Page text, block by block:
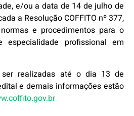
e/ou a data de 14 de julho de
a Resolução COFFITO nº 377,
e procedimentos para o
profissional em
realizadas até o dia 13 de
e demais informações estão